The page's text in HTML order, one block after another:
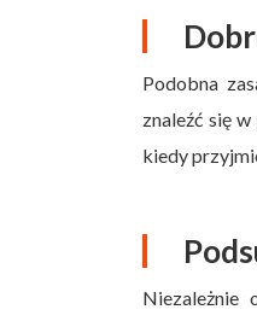
Podobna
znaleźć się
kiedy
Niezależnie